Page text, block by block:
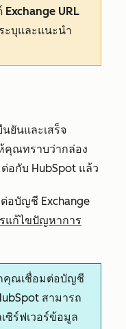
Exchange URL
ะบุและแนะนำ
ยันและเสร็จ
คุณทราบว่ากล่อง
อกับ HubSpot แล้ว
บัญชี Exchange
แก้ไขปัญหาการ
คุณเชื่อมต่อบัญชี
สามารถ
ซิร์ฟเวอร์ข้อมูล